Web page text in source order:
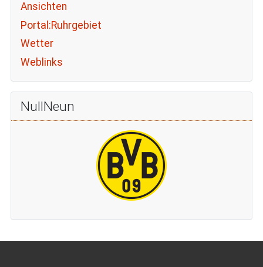
Ansichten
Portal:Ruhrgebiet
Wetter
Weblinks
NullNeun